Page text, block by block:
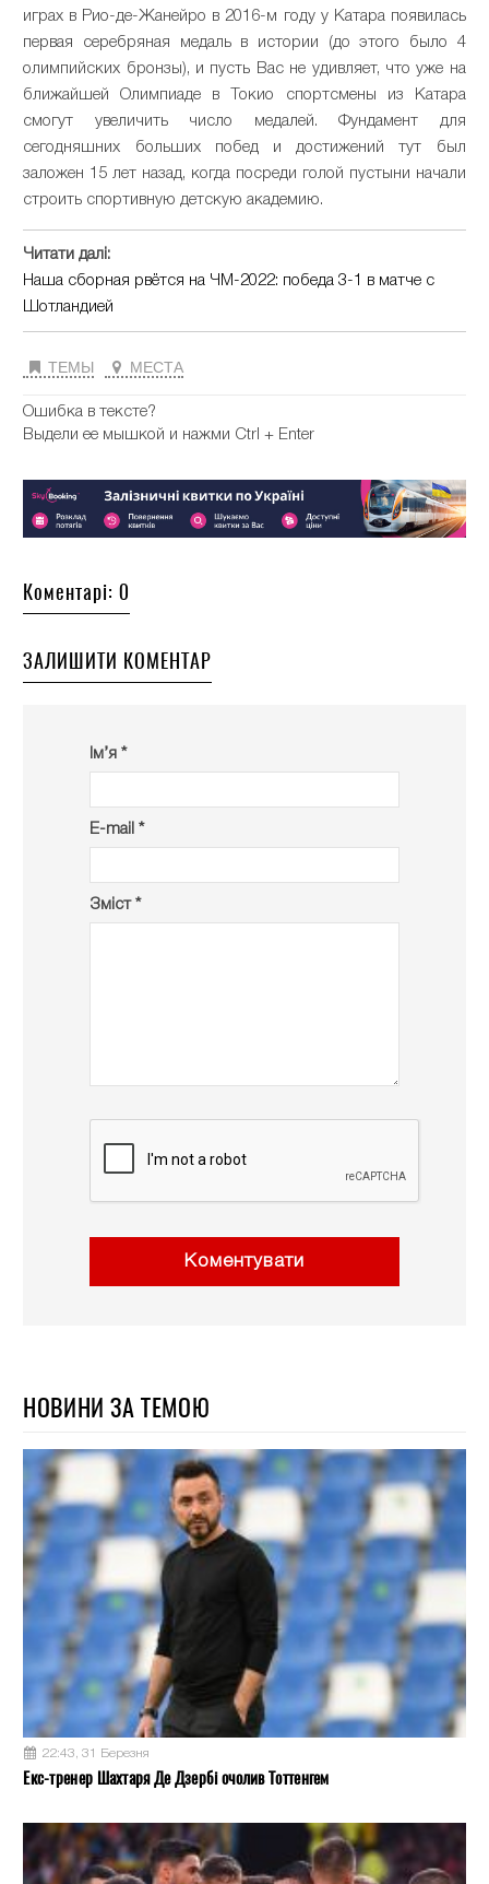
играх в Рио-де-Жанейро в 2016-м году у Катара появилась
первая серебряная медаль в истории (до этого было 4
олимпийских бронзы), и пусть Вас не удивляет, что уже на
ближайшей Олимпиаде в Токио спортсмены из Катара
смогут увеличить число медалей. Фундамент для
сегодняшних больших побед и достижений тут был
заложен 15 лет назад, когда посреди голой пустыни начали
строить спортивную детскую академию.
Читати далі:
Наша сборная рвётся на ЧМ-2022: победа 3-1 в матче с
Шотландией
ТЕМЫ МЕСТА
Ошибка в тексте?
Выдели ее мышкой и нажми Ctrl + Enter
Коментарі: 0
ЗАЛИШИТИ КОМЕНТАР
Ім’я *
E-mail *
Зміст *
Коментувати
НОВИНИ ЗА ТЕМОЮ
22:43, 31 Березня
Екс-тренер Шахтаря Де Дзербі очолив Тоттенгем